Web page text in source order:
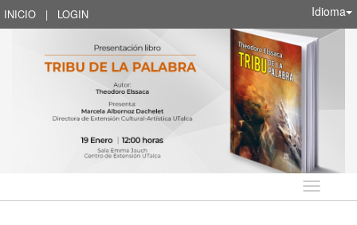
INICIO | LOGIN Idioma
Idioma